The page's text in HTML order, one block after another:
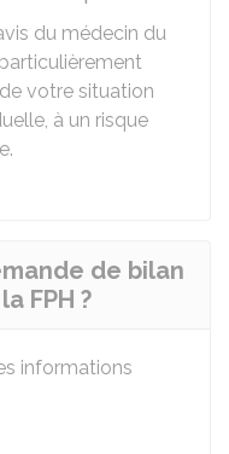
du médecin du
votre situation
à un risque
de bilan
FPH ?
informations